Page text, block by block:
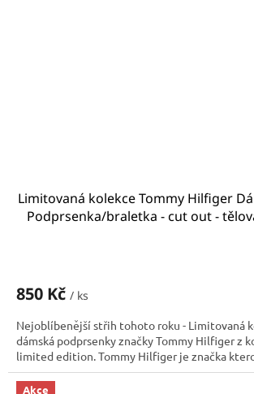
Limitovaná kolekce Tommy Hilfiger
Podprsenka/braletka - cut out -
850 Kč / ks
Nejoblíbenější střih tohoto roku - Limitovaná
dámská podprsenky značky Tommy Hilfiger z
limited edition. Tommy Hilfiger je značka
Akce